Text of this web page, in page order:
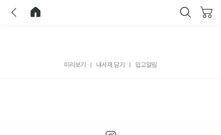
미리보기 내서재 담기 입고알림